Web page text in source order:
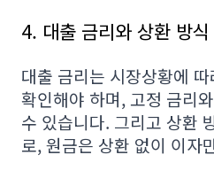
4. 대출 금리와 상환 방식
대출 금리는 시장상황에
확인해야 하며, 고정 금리
수 있습니다. 그리고 상환
로, 원금은 상환 없이 이자